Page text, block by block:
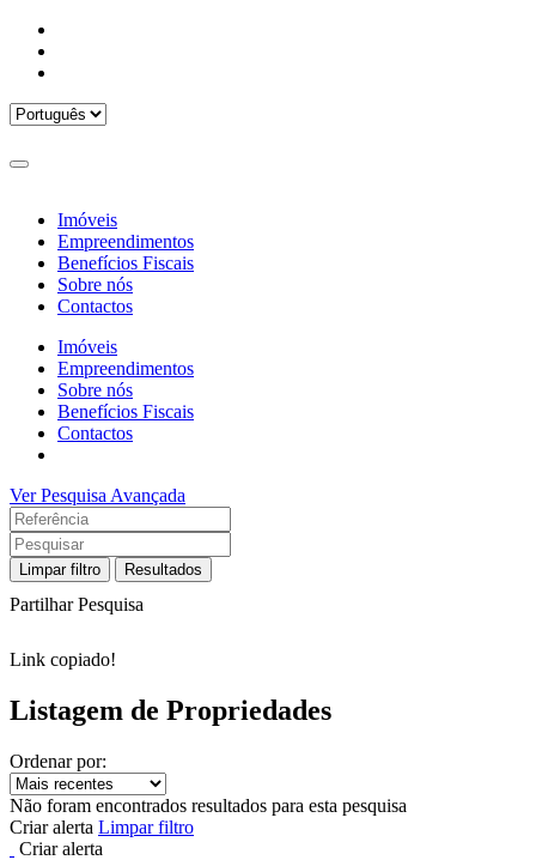
Imóveis
Empreendimentos
Benefícios Fiscais
Sobre nós
Contactos
Imóveis
Empreendimentos
Sobre nós
Benefícios Fiscais
Contactos
Ver Pesquisa Avançada
Limpar filtro Resultados
Partilhar Pesquisa
Link copiado!
Listagem de Propriedades
Ordenar por:
Não foram encontrados resultados para esta pesquisa
Criar alerta Limpar filtro
Criar alerta